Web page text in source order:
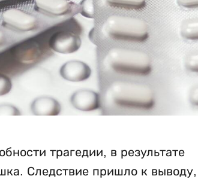
трагедии, в результате
Следствие пришло к выводу,